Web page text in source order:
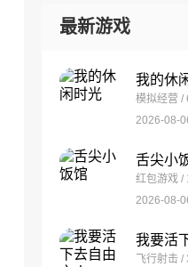
最新游戏
我的休
模拟经营 /
2026-08-
舌尖小
红包游戏 /
2026-08-
飞行射击 /